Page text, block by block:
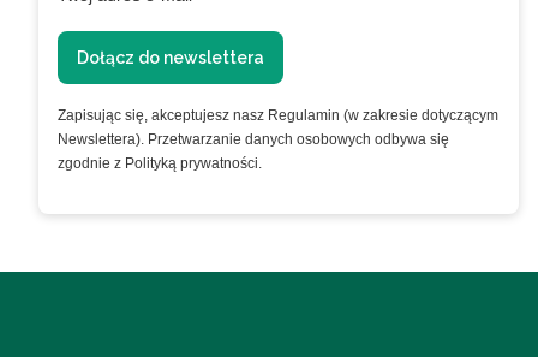
Dołącz do newslettera
Zapisując się, akceptujesz nasz Regulamin (w zakresie dotyczącym
Newslettera). Przetwarzanie danych osobowych odbywa się
zgodnie z Polityką prywatności.